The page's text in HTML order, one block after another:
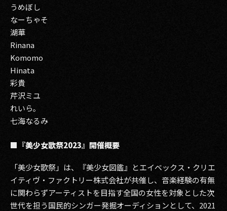
うめぼし
なーちゃそ
湖華
Rinana
Komomo
Hinata
彩貴
芹沢ミユ
れいら｡
七海なるみ
■『美少女歌祭2023』開催概要
「美少女歌祭」は、『美少女図鑑』とエイベックス・クリエ
イティヴ・ファクトリー株式会社が共催し、音楽経験の有無
に関わらずアーティストを目指す全国の女性を対象とした次
世代を担う国民的シンガー発掘オーディションとして、2021